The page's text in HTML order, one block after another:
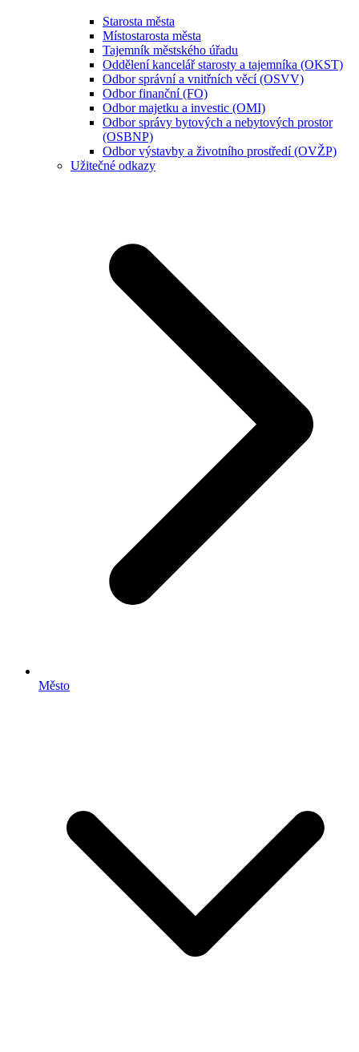
Starosta města
Místostarosta města
Tajemník městského úřadu
Oddělení kancelář starosty a tajemníka (OKST)
Odbor správní a vnitřních věcí (OSVV)
Odbor finanční (FO)
Odbor majetku a investic (OMI)
Odbor správy bytových a nebytových prostor
(OSBNP)
Odbor výstavby a životního prostředí (OVŽP)
Užitečné odkazy
Město